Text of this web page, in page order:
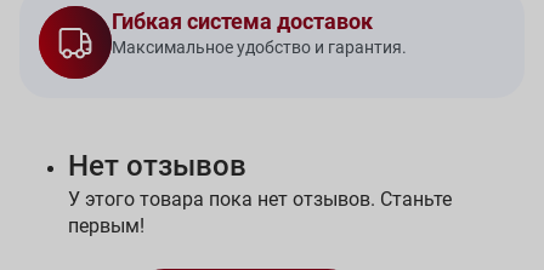
Гибкая система доставок
Максимальное удобство и гарантия.
Нет отзывов
У этого товара пока нет отзывов. Станьте
первым!